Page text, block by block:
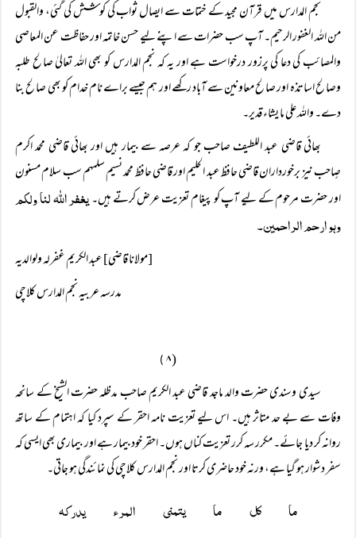
نجم المدارس میں قرآن مجید کے ختمات سے ایصال ثواب کی کوشش کی گئی، والقبول
من اللہ الغفور الرحیم۔ آپ سب حضرات سے اپنے لیے حسن خاتمہ اور حفاظت عن المعاصی
والمصائب کی دعا کی پرزور درخواست ہے اور یہ کہ نجم المدارس کو بھی اللہ تعالیٰ صالح طلبہ
وصالح اساتذہ اور صالح معاونین سے آباد رکھے اور ہم جیسے براے نام خدام کو بھی صالح بنا
دے۔ واللہ علی ما یشاء قدیر۔
بھائی قاضی عبد اللطیف صاحب جو کہ عرصہ سے بیمار ہیں اور بھائی قاضی محمد اکرم
صٍاحب نیز برخورداران قاضی حافظ عبد الحلیم اور قاضی حافظ محمد نسیم سلمہم سب سلام مسنون
اور حضرت مرحوم کے لیے آپ کو پیغام تعزیت عرض کرتے ہیں۔یغفر اللہ لنا ولکم
وہو ارحم الراحمین۔
[مولانا قاضی] عبد الکریم غفرلہ ولوالدیہ
مدرسہ عربیہ نجم المدارس کلاچی
( ۸ )
سیدی وسندی حضرت والد ماجد قاضی عبد الکریم صاحب مدظلہ حضرت الشیخ کے سانحہ
وفات سے بے حد متاثر ہیں۔ اس لیے تعزیت نامہ احقر کے سپرد کیا کہ اہتمام کے ساتھ
روانہ کر دیا جائے۔ مکرر سہ کرر تعزیت کناں ہوں۔ احقر خود بیمار ہے اور بیماری بھی ایسی کہ
سفر دشوار ہو گیا ہے، ورنہ خود حاضری کرتا اور نجم المدارس کلاچی کی نمائندگی ہو جاتی۔
ما کل ما یتمنی المرء یدرکہ